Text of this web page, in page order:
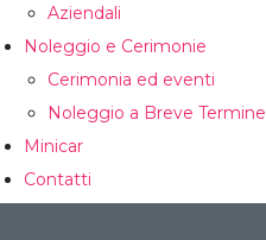
Aziendali
Noleggio e Cerimonie
Cerimonia ed eventi
Noleggio a Breve Termine
Minicar
Contatti